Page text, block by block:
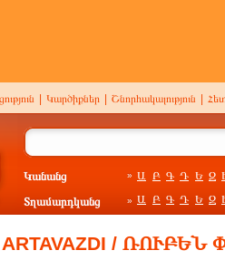
Կարծիքներ Շնորհակալություն
Կանանց » Ա Բ Գ Դ Ե Զ
Տղամարդկանց » Ա Բ Գ Դ Ե Զ
ARTAVAZDI /